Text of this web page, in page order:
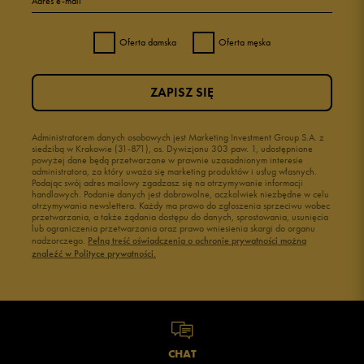
Oferta damska Oferta męska
Administratorem danych osobowych jest Marketing Investment Group S.A. z
siedzibą w Krakowie (31-871), os. Dywizjonu 303 paw. 1, udostępnione
powyżej dane będą przetwarzane w prawnie uzasadnionym interesie
administratora, za który uważa się marketing produktów i usług własnych.
Podając swój adres mailowy zgadzasz się na otrzymywanie informacji
handlowych. Podanie danych jest dobrowolne, aczkolwiek niezbędne w celu
otrzymywania newslettera. Każdy ma prawo do zgłoszenia sprzeciwu wobec
przetwarzania, a także żądania dostępu do danych, sprostowania, usunięcia
lub ograniczenia przetwarzania oraz prawo wniesienia skargi do organu
nadzorczego. Pełną treść oświadczenia o ochronie prywatności można
znaleźć w Polityce prywatności.
ZAPISZ SIĘ
CHAT